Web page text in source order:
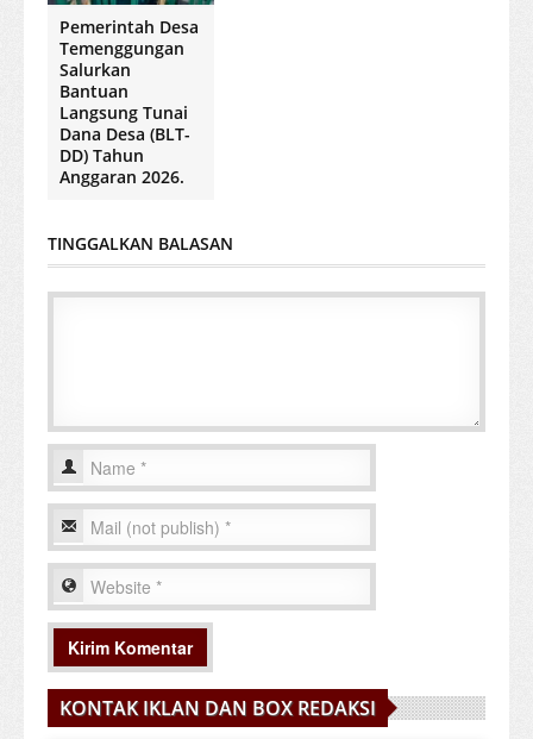
Pemerintah Desa
Temenggungan
Salurkan
Bantuan
Langsung Tunai
Dana Desa (BLT-
DD) Tahun
Anggaran 2026.
TINGGALKAN BALASAN
KONTAK IKLAN DAN BOX REDAKSI